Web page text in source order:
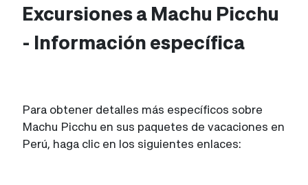
Excursiones a Machu Picchu
- Información específica
Para obtener detalles más específicos sobre
Machu Picchu en sus paquetes de vacaciones en
Perú, haga clic en los siguientes enlaces: